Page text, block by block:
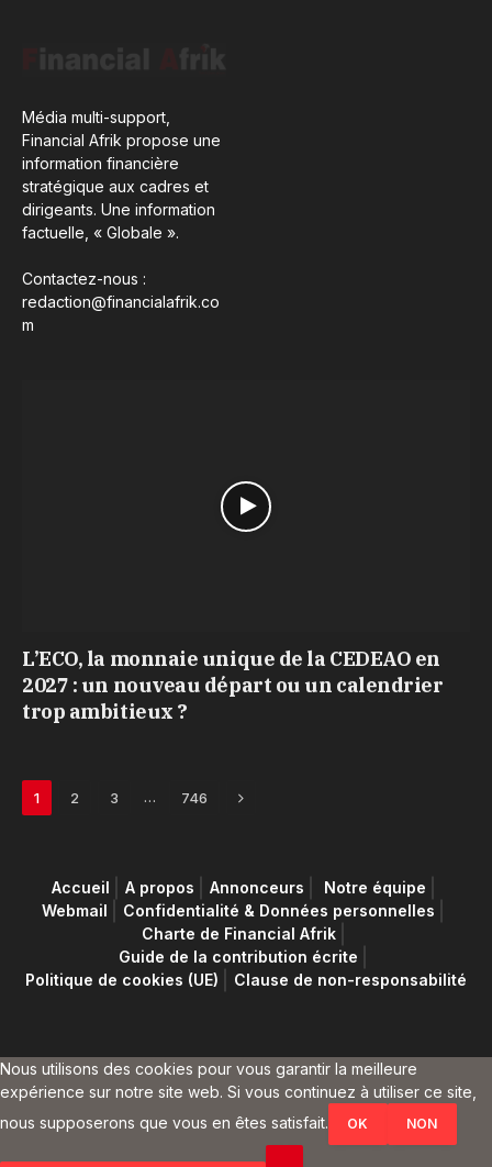
Média multi-support,
Financial Afrik propose une
information financière
stratégique aux cadres et
dirigeants. Une information
factuelle, « Globale ».
Contactez-nous :
redaction@financialafrik.co
m
L’ECO, la monnaie unique de la CEDEAO en
2027 : un nouveau départ ou un calendrier
trop ambitieux ?
1 2 3 … 746 Next
Accueil A propos Annonceurs
Notre équipe
Webmail
Confidentialité & Données personnelles
Charte de Financial Afrik
Guide de la contribution écrite
Politique de cookies (UE)
Clause de non-responsabilité
Nous utilisons des cookies pour vous garantir la meilleure
expérience sur notre site web. Si vous continuez à utiliser ce site,
nous supposerons que vous en êtes satisfait.
OK NON